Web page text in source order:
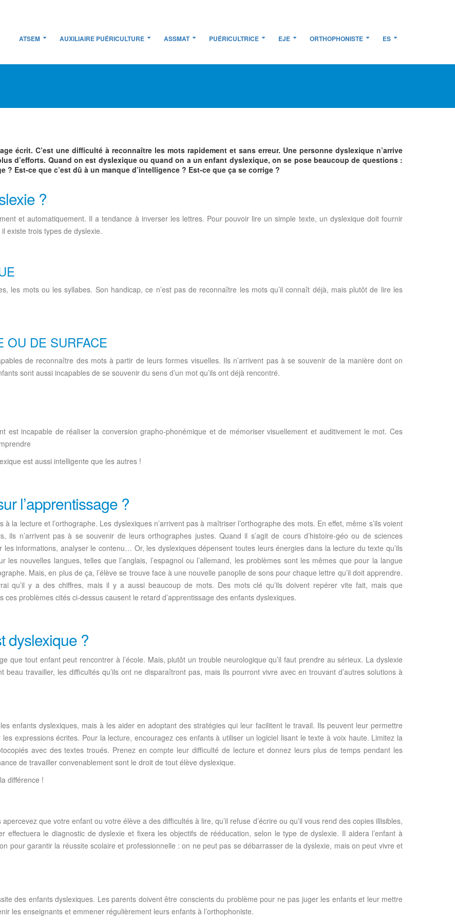
ATSEM AUXILIAIRE PUÉRICULTURE ASSMAT PUÉRICULTRICE EJE ORTHOPHONISTE ES
écrit. C’est une difficulté à reconnaître les mots rapidement et sans erreur. Une personne dyslexique n’arrive
d’efforts. Quand on est dyslexique ou quand on a un enfant dyslexique, on se pose beaucoup de questions :
? Est-ce que c’est dû à un manque d’intelligence ? Est-ce que ça se corrige ?
?
et automatiquement. Il a tendance à inverser les lettres. Pour pouvoir lire un simple texte, un dyslexique doit fournir
existe trois types de dyslexie.
les mots ou les syllabes. Son handicap, ce n’est pas de reconnaître les mots qu’il connaît déjà, mais plutôt de lire les
OU DE SURFACE
de reconnaître des mots à partir de leurs formes visuelles. Ils n’arrivent pas à se souvenir de la manière dont on
sont aussi incapables de se souvenir du sens d’un mot qu’ils ont déjà rencontré.
est incapable de réaliser la conversion grapho-phonémique et de mémoriser visuellement et auditivement le mot. Ces
est aussi intelligente que les autres !
l’apprentissage ?
la lecture et l’orthographe. Les dyslexiques n’arrivent pas à maîtriser l’orthographe des mots. En effet, même s’ils voient
ils n’arrivent pas à se souvenir de leurs orthographes justes. Quand il s’agit de cours d’histoire-géo ou de sciences
informations, analyser le contenu… Or, les dyslexiques dépensent toutes leurs énergies dans la lecture du texte qu’ils
les nouvelles langues, telles que l’anglais, l’espagnol ou l’allemand, les problèmes sont les mêmes que pour la langue
Mais, en plus de ça, l’élève se trouve face à une nouvelle panoplie de sons pour chaque lettre qu’il doit apprendre.
qu’il y a des chiffres, mais il y a aussi beaucoup de mots. Des mots clé qu’ils doivent repérer vite fait, mais que
problèmes cités ci-dessus causent le retard d’apprentissage des enfants dyslexiques.
dyslexique ?
que tout enfant peut rencontrer à l’école. Mais, plutôt un trouble neurologique qu’il faut prendre au sérieux. La dyslexie
travailler, les difficultés qu’ils ont ne disparaîtront pas, mais ils pourront vivre avec en trouvant d’autres solutions à
enfants dyslexiques, mais à les aider en adoptant des stratégies qui leur facilitent le travail. Ils peuvent leur permettre
expressions écrites. Pour la lecture, encouragez ces enfants à utiliser un logiciel lisant le texte à voix haute. Limitez la
avec des textes troués. Prenez en compte leur difficulté de lecture et donnez leurs plus de temps pendant les
de travailler convenablement sont le droit de tout élève dyslexique.
différence !
que votre enfant ou votre élève a des difficultés à lire, qu’il refuse d’écrire ou qu’il vous rend des copies illisibles,
effectuera le diagnostic de dyslexie et fixera les objectifs de rééducation, selon le type de dyslexie. Il aidera l’enfant à
pour garantir la réussite scolaire et professionnelle : on ne peut pas se débarrasser de la dyslexie, mais on peut vivre et
des enfants dyslexiques. Les parents doivent être conscients du problème pour ne pas juger les enfants et leur mettre
les enseignants et emmener régulièrement leurs enfants à l’orthophoniste.